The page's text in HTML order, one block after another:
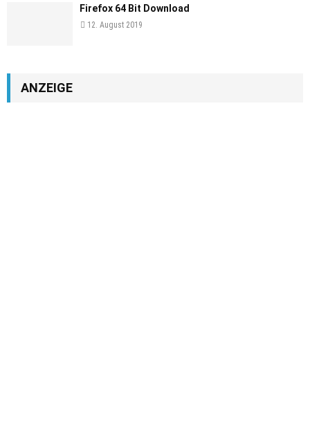
Firefox 64 Bit Download
12. August 2019
ANZEIGE